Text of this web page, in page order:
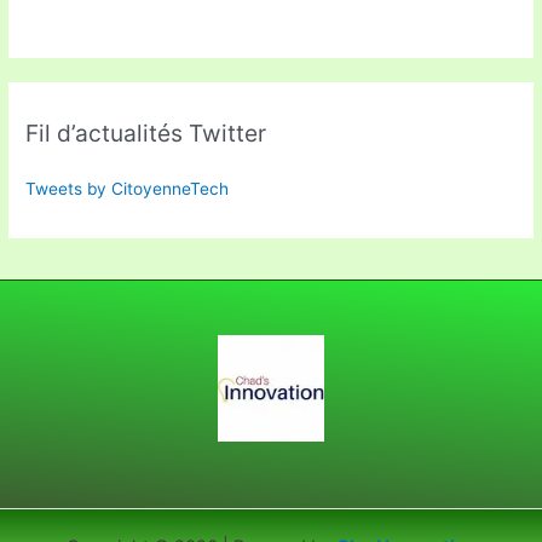
Fil d’actualités Twitter
Tweets by CitoyenneTech